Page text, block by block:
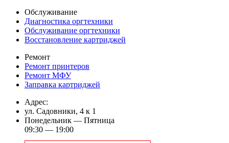
Обслуживание
Диагностика оргтехники
Обслуживание оргтехники
Восстановление картриджей
Ремонт
Ремонт принтеров
Ремонт МФУ
Заправка картриджей
Адрес:
ул. Садовники, 4 к 1
Понедельник — Пятница
09:30 — 19:00